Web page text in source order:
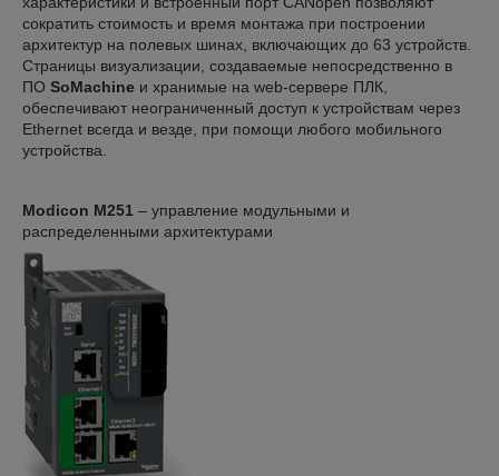
сократить стоимость и время монтажа при построении
архитектур на полевых шинах, включающих до 63 устройств.
Страницы визуализации, создаваемые непосредственно в
ПО SoMachine и хранимые на web-сервере ПЛК,
обеспечивают неограниченный доступ к устройствам через
Ethernet всегда и везде, при помощи любого мобильного
устройства.
Modicon M251 – управление модульными и
распределенными архитектурами